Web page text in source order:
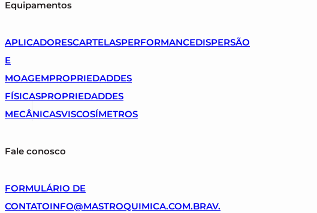
Equipamentos
APLICADORESCARTELASPERFORMANCEDISPERSÃO
E
MOAGEMPROPRIEDADDES
FÍSICASPROPRIEDADDES
MECÂNICASVISCOSÍMETROS
Fale conosco
FORMULÁRIO DE
CONTATOINFO@MASTROQUIMICA.COM.BRAV.